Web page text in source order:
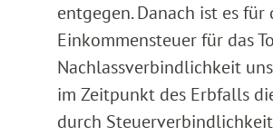
entgegen. Danach ist es für
Einkommensteuer für das
Nachlassverbindlichkeit
im Zeitpunkt des Erbfalls
durch